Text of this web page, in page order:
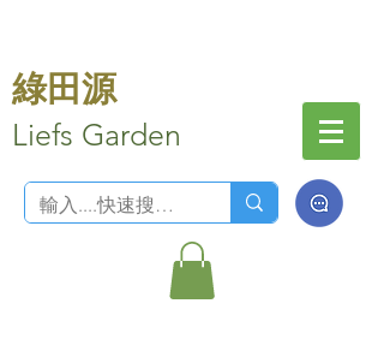
綠田源
Liefs Garden